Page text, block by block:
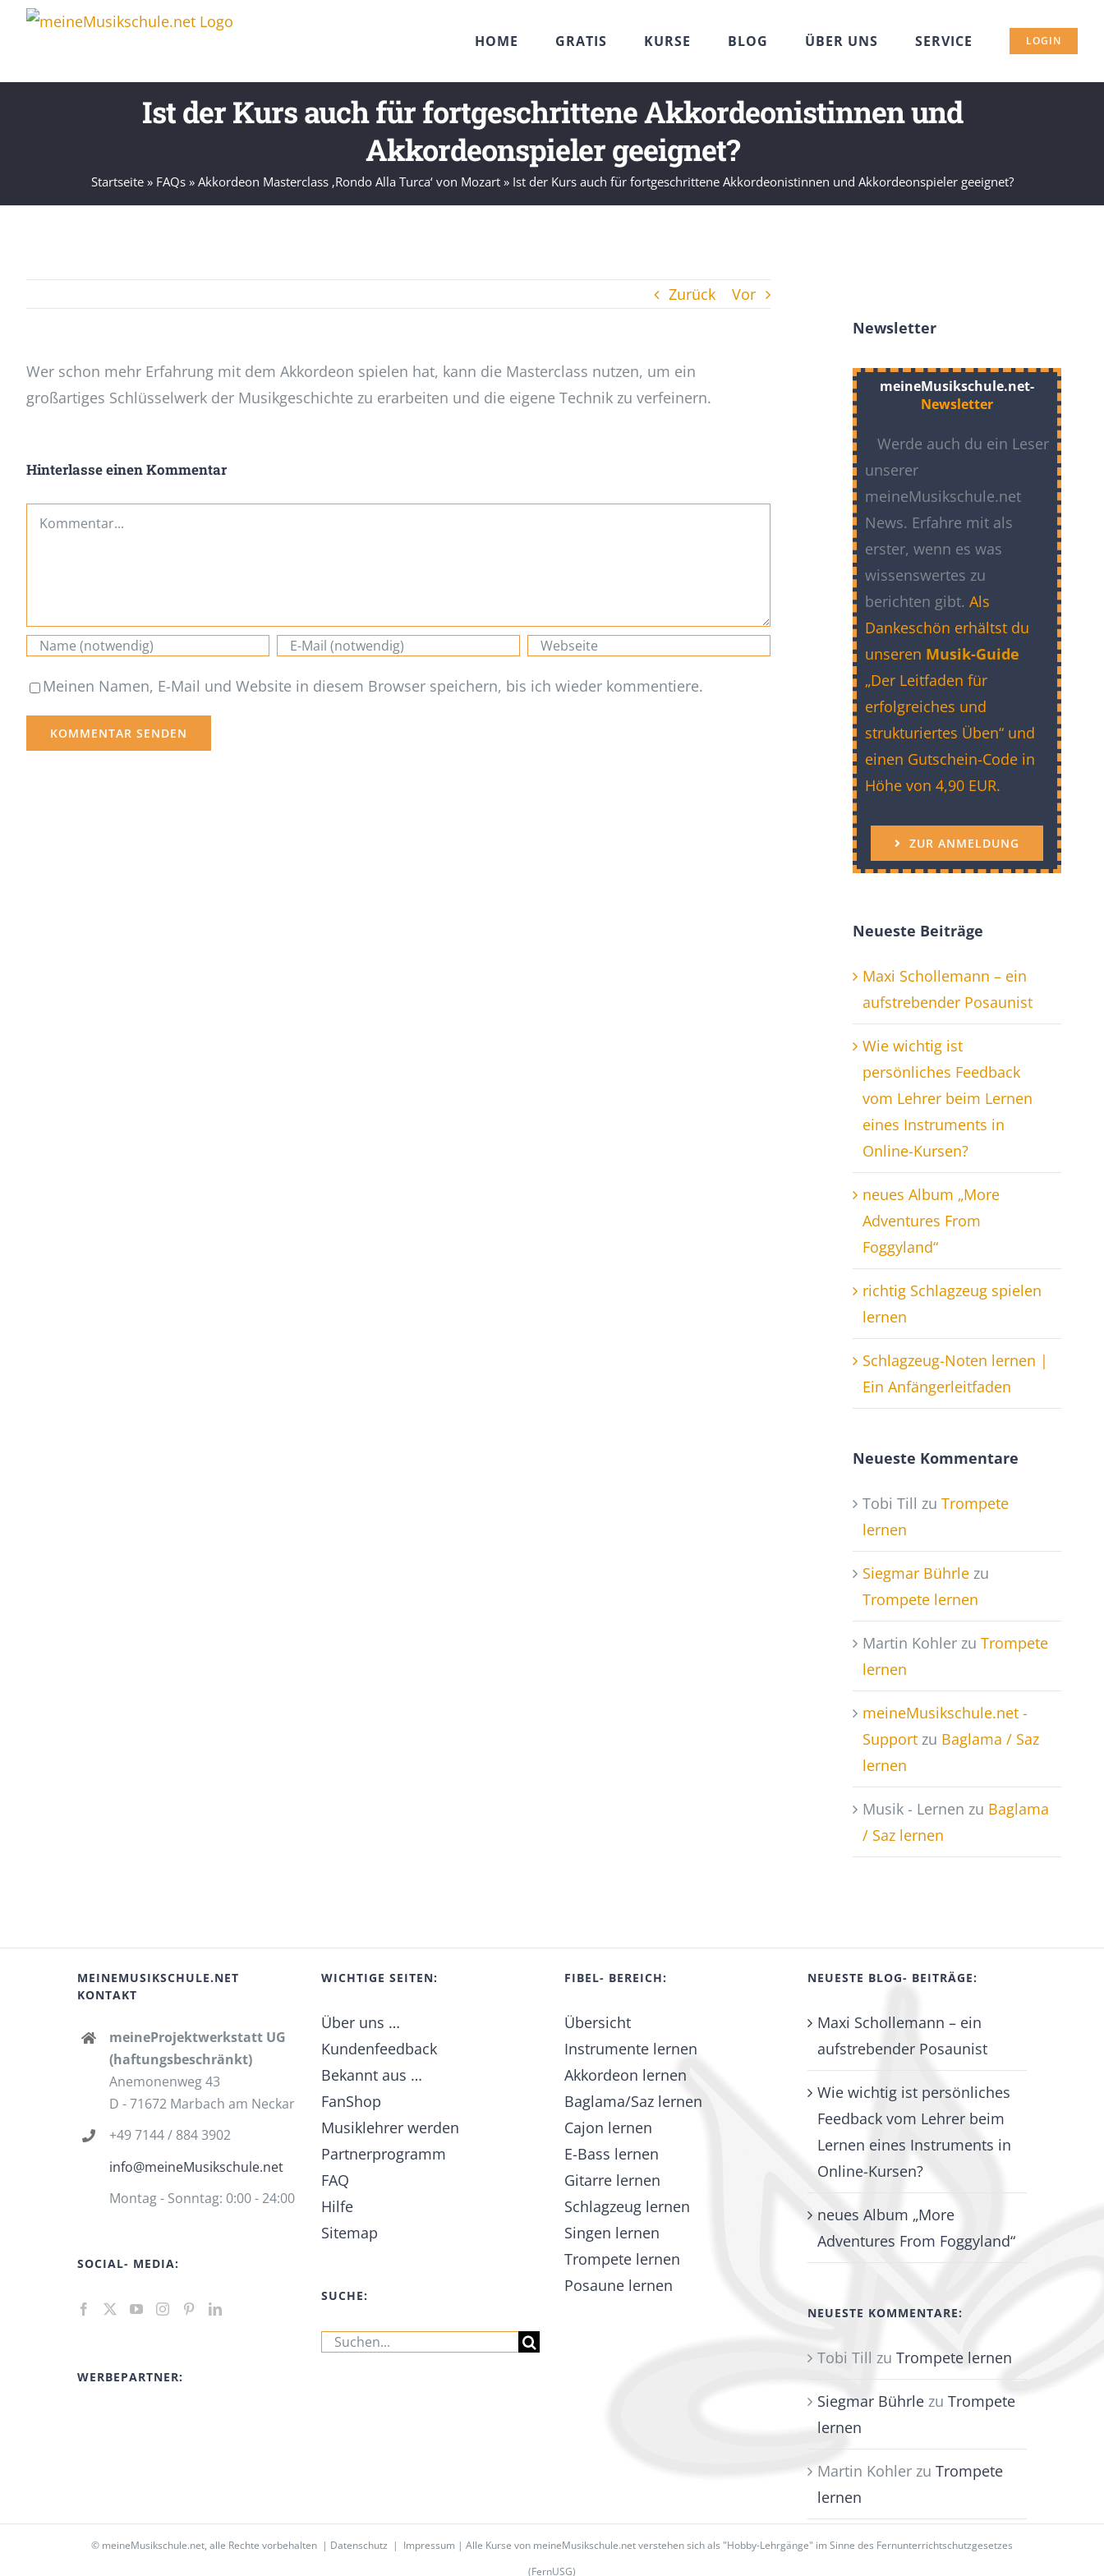
Zum
HOME GRATIS KURSE BLOG ÜBER UNS SERVICE LOGIN
Ist der Kurs auch für fortgeschrittene Akkordeonistinnen und
Akkordeonspieler geeignet?
Startseite» FAQs» Akkordeon Masterclass ‚Rondo Alla Turca‘ von Mozart» Ist der Kurs auch für fortgeschrittene Akkordeonistinnen und Akkordeonspieler geeignet?
Zurück Vor
Wer schon mehr Erfahrung mit dem Akkordeon spielen hat, kann die Masterclass nutzen, um ein
großartiges Schlüsselwerk der Musikgeschichte zu erarbeiten und die eigene Technik zu verfeinern.
Hinterlasse einen Kommentar
Kommentar
Meinen Namen, E-Mail und Website in diesem Browser speichern, bis ich wieder kommentiere.
Newsletter
meineMusikschule.net-
Newsletter
Werde auch du ein Leser
unserer
meineMusikschule.net
News. Erfahre mit als
erster, wenn es was
wissenswertes zu
berichten gibt. Als
Dankeschön erhältst du
unseren Musik-Guide
„Der Leitfaden für
erfolgreiches und
strukturiertes Üben“ und
einen Gutschein-Code in
Höhe von 4,90 EUR.
ZUR ANMELDUNG
Neueste Beiträge
Maxi Schollemann – ein
aufstrebender Posaunist
Wie wichtig ist
persönliches Feedback
vom Lehrer beim Lernen
eines Instruments in
Online-Kursen?
neues Album „More
Adventures From
Foggyland“
richtig Schlagzeug spielen
lernen
Schlagzeug-Noten lernen |
Ein Anfängerleitfaden
Neueste Kommentare
Tobi Till zu Trompete
lernen
Siegmar Bührlezu
Trompete lernen
Martin Kohlerzu Trompete
lernen
meineMusikschule.net -
Supportzu Baglama / Saz
lernen
Musik - Lernen zu Baglama
/ Saz lernen
MEINEMUSIKSCHULE.NET
KONTAKT
meineProjektwerkstatt UG
(haftungsbeschränkt)
Anemonenweg 43
D - 71672 Marbach am Neckar
+49 7144 / 884 3902
info@meineMusikschule.net
Montag - Sonntag: 0:00 - 24:00
SOCIAL- MEDIA:
WERBEPARTNER:
WICHTIGE SEITEN:
Über uns …
Kundenfeedback
Bekannt aus …
FanShop
Musiklehrer werden
Partnerprogramm
FAQ
Hilfe
Sitemap
SUCHE:
Suche
FIBEL- BEREICH:
Übersicht
Instrumente lernen
Akkordeon lernen
Baglama/Saz lernen
Cajon lernen
E-Bass lernen
Gitarre lernen
Schlagzeug lernen
Singen lernen
Trompete lernen
Posaune lernen
NEUESTE BLOG- BEITRÄGE:
Maxi Schollemann – ein
aufstrebender Posaunist
Wie wichtig ist persönliches
Feedback vom Lehrer beim
Lernen eines Instruments in
Online-Kursen?
neues Album „More
Adventures From Foggyland“
NEUESTE KOMMENTARE:
Tobi Till zuTrompete lernen
Siegmar Bührle zuTrompete
lernen
Martin Kohler zuTrompete
lernen
© meineMusikschule.net, alle Rechte vorbehalten | Datenschutz | Impressum | Alle Kurse von meineMusikschule.net verstehen sich als "Hobby-Lehrgänge" im Sinne des Fernunterrichtschutzgesetzes
(FernUSG)